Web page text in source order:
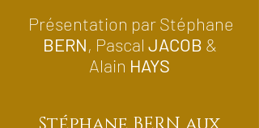
Présentation par Stéphane
BERN, Pascal JACOB &
Alain HAYS